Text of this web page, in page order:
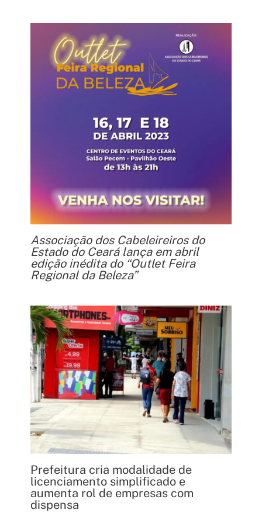
Associação dos Cabeleireiros do
Estado do Ceará lança em abril
edição inédita do “Outlet Feira
Regional da Beleza”
Prefeitura cria modalidade de
licenciamento simplificado e
aumenta rol de empresas com
dispensa